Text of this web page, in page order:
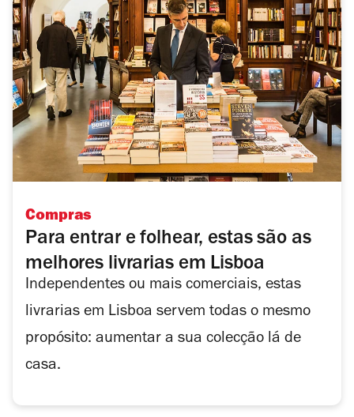
Compras
Para entrar e folhear, estas são as
melhores livrarias em Lisboa
Independentes ou mais comerciais, estas
livrarias em Lisboa servem todas o mesmo
propósito: aumentar a sua colecção lá de
casa.